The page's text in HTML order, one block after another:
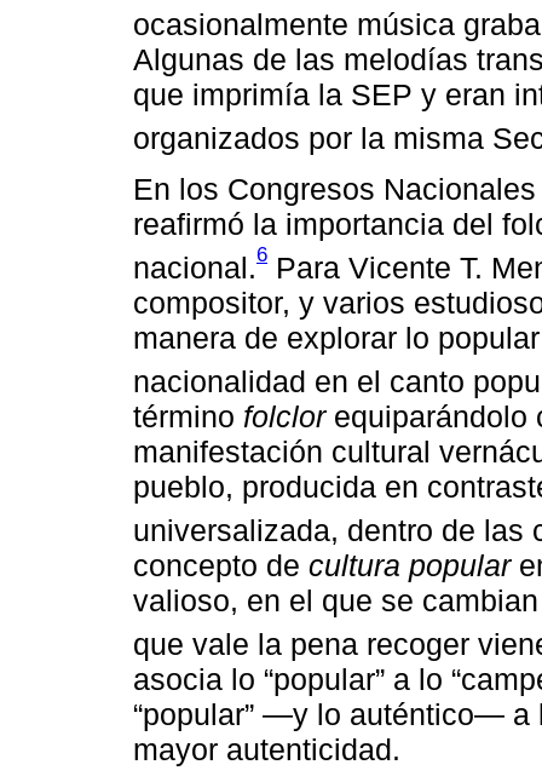
ocasionalmente música
Algunas de las melodías
que imprimía la SEP y eran
organizados por la misma
En los Congresos
reafirmó la importancia del
nacional.6 Para Vicente T.
compositor, y varios
manera de explorar lo
nacionalidad en el canto
término folclorequiparándolo
manifestación cultural
pueblo, producida en
universalizada, dentro de las
concepto de cultura popular
valioso, en el que se
que vale la pena recoger
asocia lo “popular” a lo
“popular” ―y lo auténtico― a
mayor autenticidad.